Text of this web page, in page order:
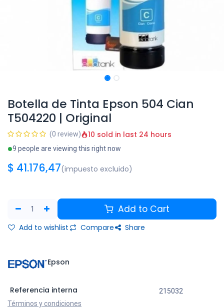
Botella de Tinta Epson 504 Cian
T504220 | Original
(0 review) 10 sold in last 24 hours
9 people are viewing this right now
$ 41.176,47(impuesto excluido)
Add to Cart
Add to wishlist Compare Share
Epson
Referencia interna
215032
Términos y condiciones